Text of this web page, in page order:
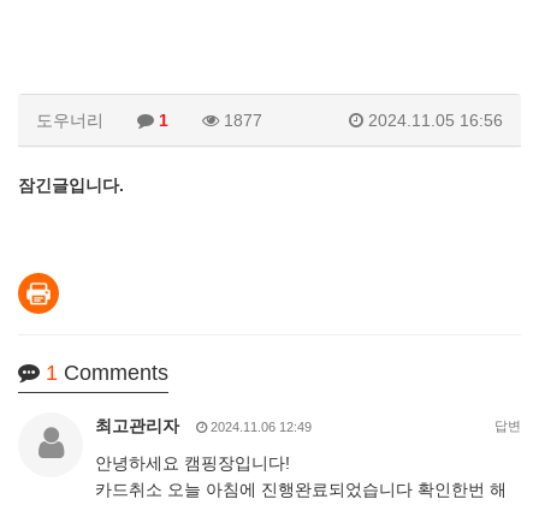
도우너리 1 1877 2024.11.05 16:56
잠긴글입니다.
1 Comments
최고관리자 2024.11.06 12:49 답변
안녕하세요 캠핑장입니다!
카드취소 오늘 아침에 진행완료되었습니다 확인한번 해